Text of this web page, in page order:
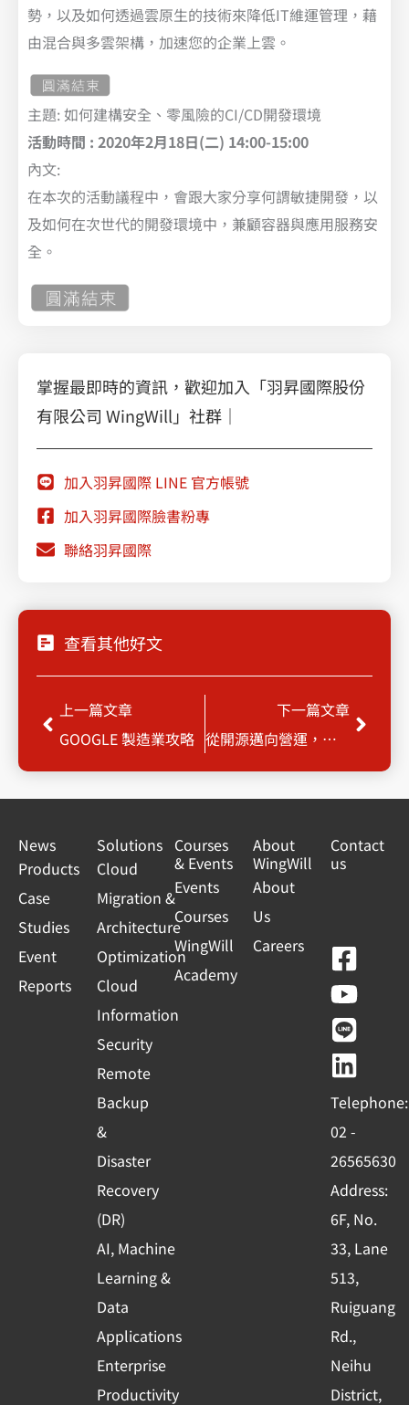
勢，以及如何透過雲原生的技術來降低IT維運管理，藉
由混合與多雲架構，加速您的企業上雲。
主題: 如何建構安全、零風險的CI/CD開發環境
活動時間 : 2020年2月18日(二) 14:00-15:00
內文:
在本次的活動議程中，會跟大家分享何謂敏捷開發，以
及如何在次世代的開發環境中，兼顧容器與應用服務安
全。
掌握最即時的資訊，歡迎加入「羽昇國際股份
有限公司 WingWill」社群｜
加入羽昇國際 LINE 官方帳號
加入羽昇國際臉書粉專
聯絡羽昇國際
查看其他好文
Prev
上一篇文章
GOOGLE 製造業攻略
下一篇文章
從開源邁向營運，打通企業多雲任督二脈
Next
News
Products
Case
Studies
Event
Reports
Solutions
Cloud
Migration &
Architecture
Optimization
Cloud
Information
Security
Remote
Backup
&
Disaster
Recovery
(DR)
AI, Machine
Learning &
Data
Applications
Enterprise
Productivity
Courses
& Events
Events
Courses
WingWill
Academy
About
WingWill
About
Us
Careers
Contact
us
F
a
c
e
b
o
o
k
-
s
q
u
a
r
e
Y
o
u
t
u
b
e
L
i
n
e
L
i
n
k
e
d
i
n
Telephone:
02 -
26565630
Address:
6F, No.
33, Lane
513,
Ruiguang
Rd.,
Neihu
District,